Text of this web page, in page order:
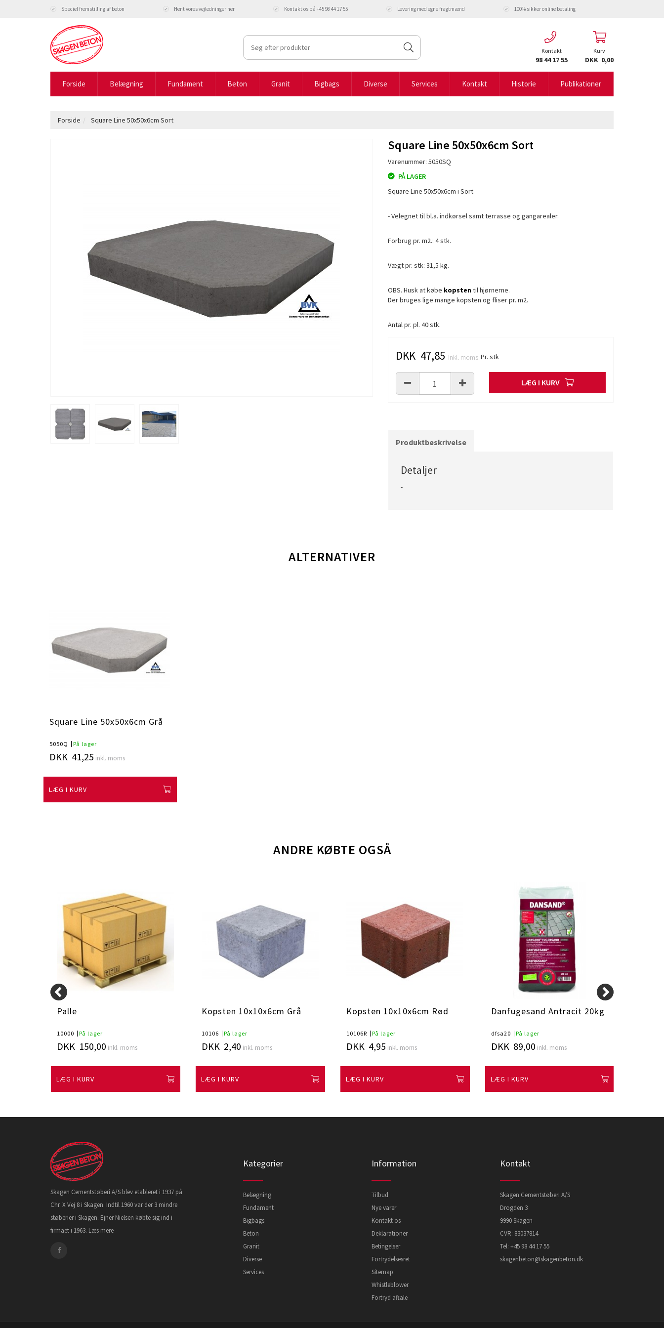
Speciel fremstilling af beton Hent vores vejledninger her Kontakt os på +45 98 44 17 55 Levering med egne fragtmænd 100% sikker online betaling
Kontakt
98 44 17 55
Kurv
DKK 0,00
Forside Belægning Fundament Beton Granit Bigbags Diverse Services Kontakt Historie Publikationer
Forside Square Line 50x50x6cm Sort
Square Line 50x50x6cm Sort
Varenummer: 5050SQ
PÅ LAGER
Square Line 50x50x6cm i Sort
- Velegnet til bl.a. indkørsel samt terrasse og gangarealer.
Forbrug pr. m2.: 4 stk.
Vægt pr. stk: 31,5 kg.
OBS. Husk at købe kopstentil hjørnerne.
Der bruges lige mange kopsten og fliser pr. m2.
Antal pr. pl. 40 stk.
DKK 47,85 inkl. moms Pr. stk
LÆG I KURV
Produktbeskrivelse
Detaljer
-
ALTERNATIVER
Square Line 50x50x6cm Grå
5050Q På lager
DKK 41,25 inkl. moms
LÆG I KURV
ANDRE KØBTE OGSÅ
Palle
10000 På lager
DKK 150,00 inkl. moms
LÆG I KURV
Kopsten 10x10x6cm Grå
10106 På lager
DKK 2,40 inkl. moms
LÆG I KURV
Kopsten 10x10x6cm Rød
10106R På lager
DKK 4,95 inkl. moms
LÆG I KURV
Danfugesand Antracit 20kg
dfsa20 På lager
DKK 89,00 inkl. moms
LÆG I KURV
Skagen Cementstøberi A/S blev etableret i 1937 på
Chr. X Vej 8 i Skagen. Indtil 1960 var der 3 mindre
støberier i Skagen. Ejner Nielsen købte sig ind i
firmaet i 1963. Læs mere
Kategorier
Belægning
Fundament
Bigbags
Beton
Granit
Diverse
Services
Information
Tilbud
Nye varer
Kontakt os
Deklarationer
Betingelser
Fortrydelsesret
Sitemap
Whistleblower
Fortryd aftale
Kontakt
Skagen Cementstøberi A/S
Drogden 3
9990 Skagen
CVR: 83037814
Tel: +45 98 44 17 55
skagenbeton@skagenbeton.dk